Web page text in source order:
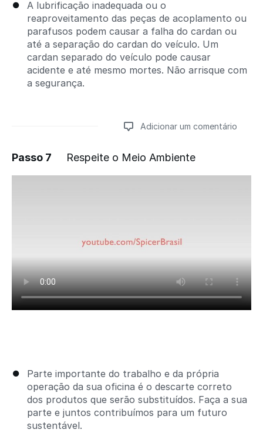
A lubrificação inadequada ou o
reaproveitamento das peças de acoplamento ou
parafusos podem causar a falha do cardan ou
até a separação do cardan do veículo. Um
cardan separado do veículo pode causar
acidente e até mesmo mortes. Não arrisque com
a segurança.
Adicionar um comentário
Passo 7 Respeite o Meio Ambiente
Parte importante do trabalho e da própria
operação da sua oficina é o descarte correto
dos produtos que serão substituídos. Faça a sua
parte e juntos contribuímos para um futuro
sustentável.